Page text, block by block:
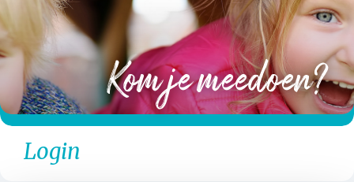
Kom je meedoen?
Login